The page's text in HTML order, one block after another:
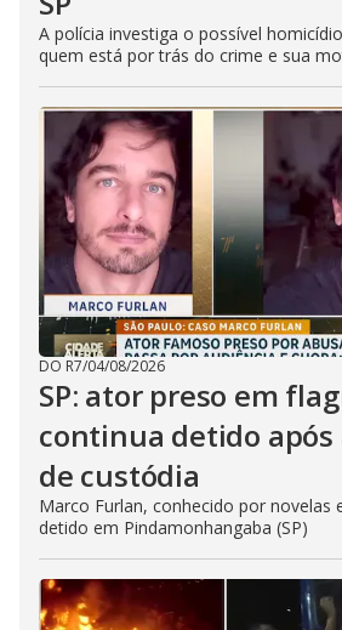
A polícia investiga o possível
quem está por trás do crime e sua
DO R7/04/08/2026
SP: ator preso em
continua detido após
de custódia
Marco Furlan, conhecido por novelas
detido em Pindamonhangaba (SP)